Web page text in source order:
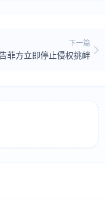
下一篇
菲方立即停止侵权挑衅